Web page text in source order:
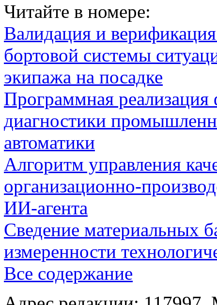
Читайте в номере:
Валидация и
бортовой системы
экипажа на посадке
Программная
диагностики
автоматики
Алгоритм управления
организационно-
ИИ-агента
Сведение материальных
измеренности
Все содержание